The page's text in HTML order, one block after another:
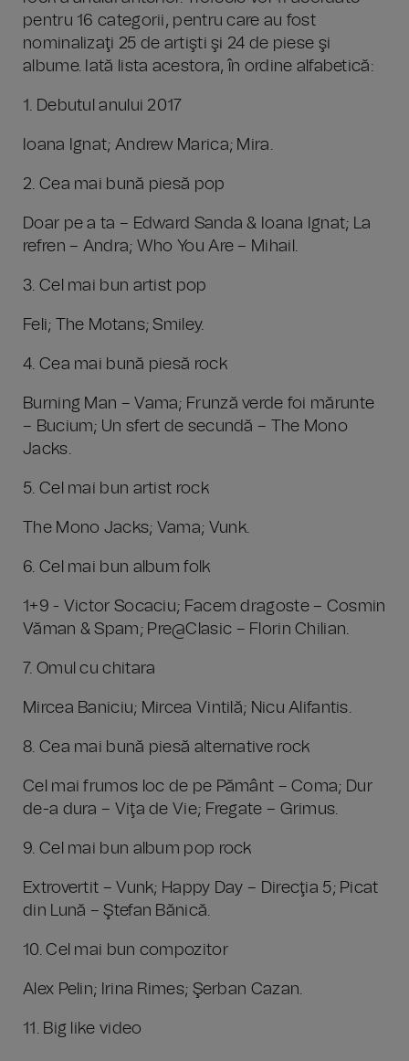
pentru 16 categorii, pentru care au fost
nominalizaţi 25 de artişti şi 24 de piese şi
albume. Iată lista acestora, în ordine alfabetică:
1. Debutul anului 2017
Ioana Ignat; Andrew Marica; Mira.
2. Cea mai bună piesă pop
Doar pe a ta – Edward Sanda & Ioana Ignat; La
refren – Andra; Who You Are – Mihail.
3. Cel mai bun artist pop
Feli; The Motans; Smiley.
4. Cea mai bună piesă rock
Burning Man – Vama; Frunză verde foi mărunte
– Bucium; Un sfert de secundă – The Mono
Jacks.
5. Cel mai bun artist rock
The Mono Jacks; Vama; Vunk.
6. Cel mai bun album folk
1+9 - Victor Socaciu; Facem dragoste – Cosmin
Văman & Spam; Pre@Clasic – Florin Chilian.
7. Omul cu chitara
Mircea Baniciu; Mircea Vintilă; Nicu Alifantis.
8. Cea mai bună piesă alternative rock
Cel mai frumos loc de pe Pământ – Coma; Dur
de-a dura – Viţa de Vie; Fregate – Grimus.
9. Cel mai bun album pop rock
Extrovertit – Vunk; Happy Day – Direcţia 5; Picat
din Lună – Ştefan Bănică.
10. Cel mai bun compozitor
Alex Pelin; Irina Rimes; Şerban Cazan.
11. Big like video